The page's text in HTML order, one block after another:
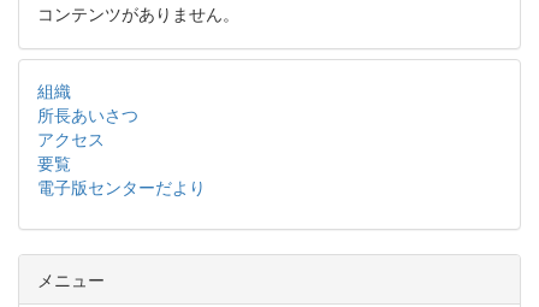
コンテンツがありません。
組織
所長あいさつ
アクセス
要覧
電子版センターだより
メニュー